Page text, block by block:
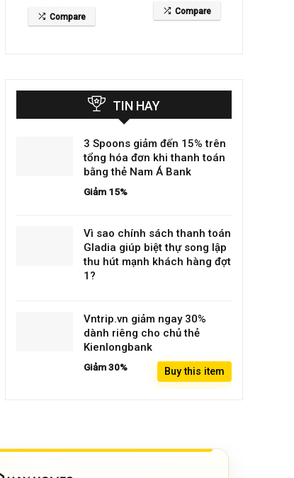
Villa – DT 175m2
giá 26 tỷ
Compare
Waters
Compare
TIN HAY
3 Spoons giảm đến 15% trên
tổng hóa đơn khi thanh toán
bằng thẻ Nam Á Bank
Giảm 15%
Vì sao chính sách thanh toán
Gladia giúp biệt thự song lập
thu hút mạnh khách hàng đợt
1?
Vntrip.vn giảm ngay 30%
dành riêng cho chủ thẻ
Kienlongbank
Giảm 30% Buy this item